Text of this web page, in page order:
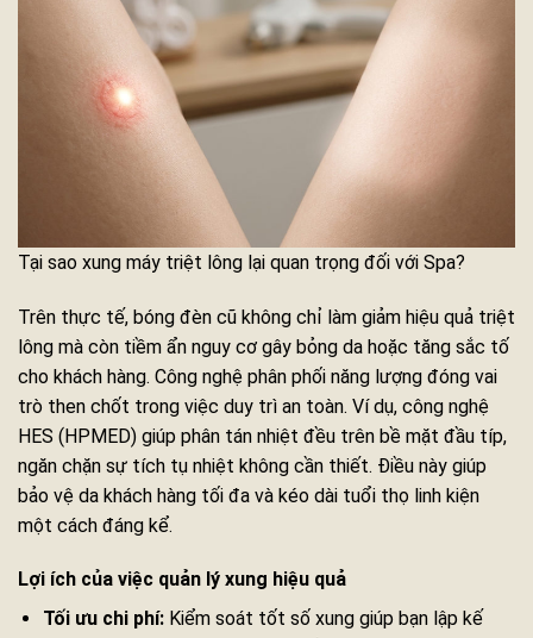
Tại sao xung máy triệt lông lại quan trọng đối với Spa?
Trên thực tế, bóng đèn cũ không chỉ làm giảm hiệu quả triệt
lông mà còn tiềm ẩn nguy cơ gây bỏng da hoặc tăng sắc tố
cho khách hàng. Công nghệ phân phối năng lượng đóng vai
trò then chốt trong việc duy trì an toàn. Ví dụ, công nghệ
HES (HPMED) giúp phân tán nhiệt đều trên bề mặt đầu típ,
ngăn chặn sự tích tụ nhiệt không cần thiết. Điều này giúp
bảo vệ da khách hàng tối đa và kéo dài tuổi thọ linh kiện
một cách đáng kể.
Lợi ích của việc quản lý xung hiệu quả
Tối ưu chi phí:Kiểm soát tốt số xung giúp bạn lập kế